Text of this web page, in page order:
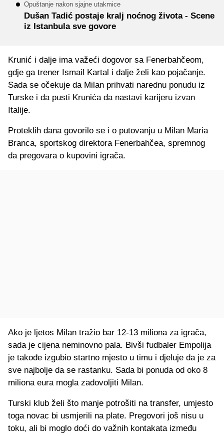
Opuštanje nakon sjajne utakmice
Dušan Tadić postaje kralj noćnog života - Scene
iz Istanbula sve govore
Krunić i dalje ima važeći dogovor sa Fenerbahčeom,
gdje ga trener Ismail Kartal i dalje želi kao pojačanje.
Sada se očekuje da Milan prihvati narednu ponudu iz
Turske i da pusti Krunića da nastavi karijeru izvan
Italije.
Proteklih dana govorilo se i o putovanju u Milan Maria
Branca, sportskog direktora Fenerbahčea, spremnog
da pregovara o kupovini igrača.
Ako je ljetos Milan tražio bar 12-13 miliona za igrača,
sada je cijena neminovno pala. Bivši fudbaler Empolija
je takođe izgubio startno mjesto u timu i djeluje da je za
sve najbolje da se rastanku. Sada bi ponuda od oko 8
miliona eura mogla zadovoljiti Milan.
Turski klub želi što manje potrošiti na transfer, umjesto
toga novac bi usmjerili na plate. Pregovori još nisu u
toku, ali bi moglo doći do važnih kontakata između